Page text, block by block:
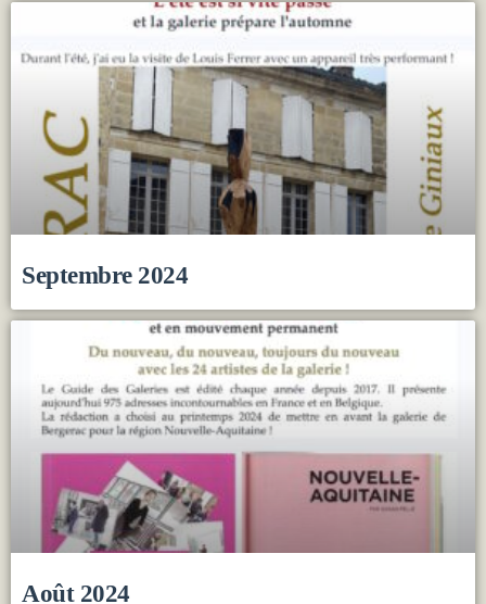
Septembre 2024
Août 2024